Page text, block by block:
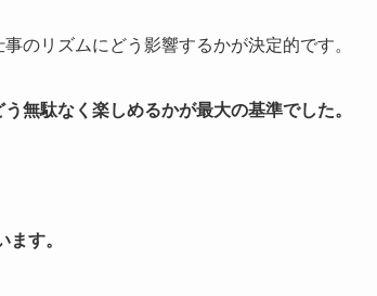
のリズムにどう影響するかが決定的です。
無駄なく楽しめるかが最大の基準でした。
す。